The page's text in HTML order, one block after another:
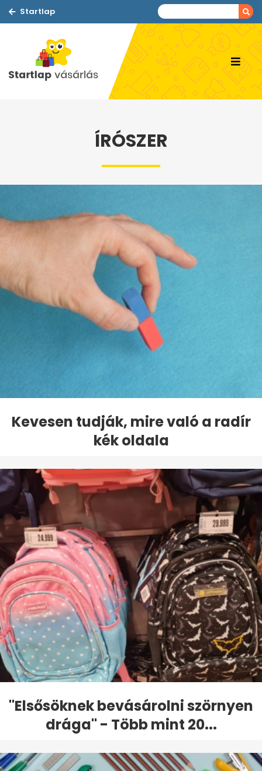
Startlap
ÍRÓSZER
Kevesen tudják, mire való a radír
kék oldala
"Elsősöknek bevásárolni szörnyen
drága" - Több mint 20...